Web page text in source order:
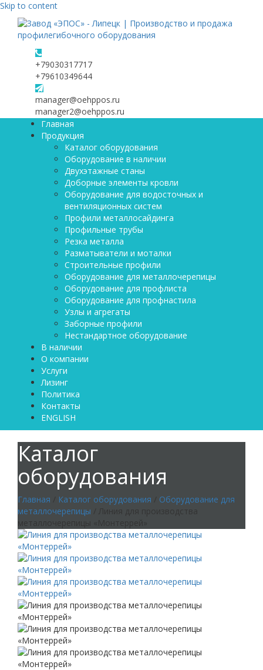
Skip to content
+79030317717
+79610349644
manager@oehppos.ru
manager2@oehppos.ru
Главная
Продукция
Каталог оборудования
Оборудование в наличии
Двухэтажные станы
Доборные элементы кровли
Оборудование для водосточных и
вентиляционных систем
Профили металлосайдинга
Профильные трубы
Резка металла
Разматыватели и моталки
Строительные профили
Оборудование для металлочерепицы
Оборудование для профлиста
Оборудование для профнастила
Узлы и агрегаты
Заборные профили
Нестандартное оборудование
В наличии
О компании
Услуги
Лизинг
Политика
Контакты
ENGLISH
Каталог
оборудования
Главная Каталог оборудования
Оборудование для
металлочерепицы / Линия для производства